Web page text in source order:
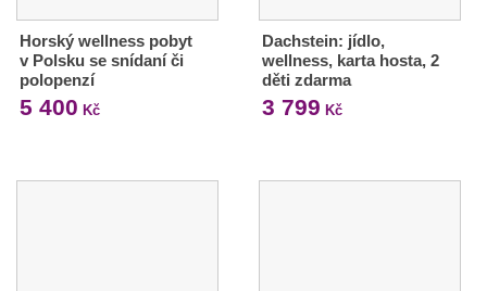
Horský wellness pobyt
v Polsku se snídaní či
polopenzí
5 400 Kč
Dachstein: jídlo,
wellness, karta hosta, 2
děti zdarma
3 799 Kč